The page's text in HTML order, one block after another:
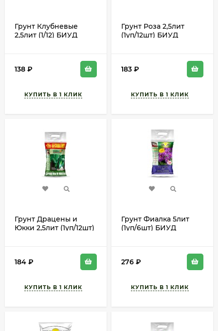
Грунт Клубневые
2,5лит (1/12) БИУД
138 ₽
Грунт Роза 2,5лит
(1уп/12шт) БИУД
183 ₽
Грунт Драцены и
Юкки 2,5лит (1уп/12шт)
184 ₽
Грунт Фиалка 5лит
(1уп/6шт) БИУД
276 ₽